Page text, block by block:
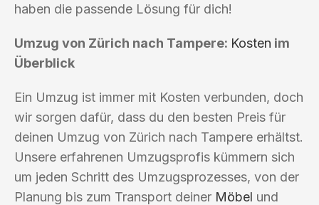
haben die passende Lösung für dich!
Umzug von Zürich nach Tampere: Kosten im
Überblick
Ein Umzug ist immer mit Kosten verbunden, doch
wir sorgen dafür, dass du den besten Preis für
deinen Umzug von Zürich nach Tampere erhältst.
Unsere erfahrenen Umzugsprofis kümmern sich
um jeden Schritt des Umzugsprozesses, von der
Planung bis zum Transport deiner Möbel und